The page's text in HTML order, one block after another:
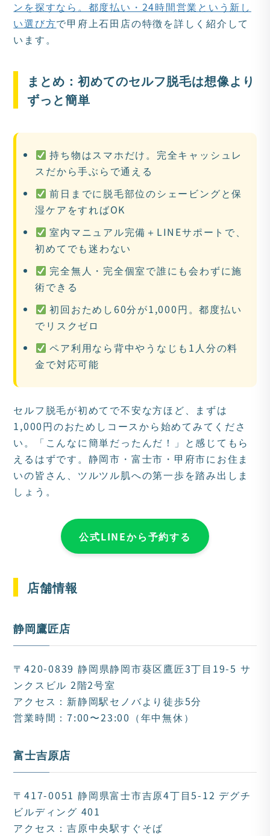
ンを探すなら。都度払い・24時間営業という新し
い選び方で甲府上石田店の特徴を詳しく紹介して
います。
まとめ：初めてのセルフ脱毛は想像より
ずっと簡単
持ち物はスマホだけ。完全キャッシュレ
スだから手ぶらで通える
前日までに脱毛部位のシェービングと保
湿ケアをすればOK
室内マニュアル完備＋LINEサポートで、
初めてでも迷わない
完全無人・完全個室で誰にも会わずに施
術できる
初回おためし60分が1,000円。都度払い
でリスクゼロ
ペア利用なら背中やうなじも1人分の料
金で対応可能
セルフ脱毛が初めてで不安な方ほど、まずは
1,000円のおためしコースから始めてみてくださ
い。「こんなに簡単だったんだ！」と感じてもら
えるはずです。静岡市・富士市・甲府市にお住ま
いの皆さん、ツルツル肌への第一歩を踏み出しま
しょう。
公式LINEから予約する
店舗情報
静岡鷹匠店
〒420-0839 静岡県静岡市葵区鷹匠3丁目19-5 サ
ンクスビル 2階2号室
アクセス：新静岡駅セノバより徒歩5分
営業時間：7:00〜23:00（年中無休）
富士吉原店
〒417-0051 静岡県富士市吉原4丁目5-12 デグチ
ビルディング 401
アクセス：吉原中央駅すぐそば